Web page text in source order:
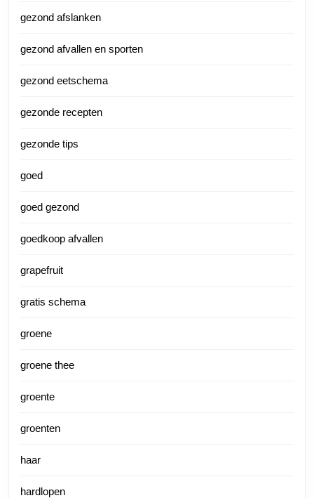
gezond afslanken
gezond afvallen en sporten
gezond eetschema
gezonde recepten
gezonde tips
goed
goed gezond
goedkoop afvallen
grapefruit
gratis schema
groene
groene thee
groente
groenten
haar
hardlopen